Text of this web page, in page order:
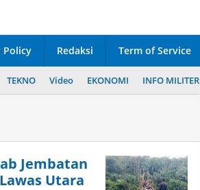
Policy Redaksi Term of Service
TEKNO Video EKONOMI INFO MILITER
Jembatan
Utara